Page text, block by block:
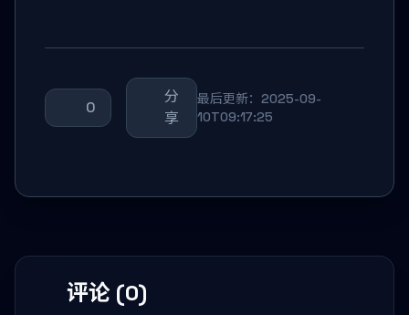
0
分
享
最后更新：2025-09-
10T09:17:25
评论 (0)